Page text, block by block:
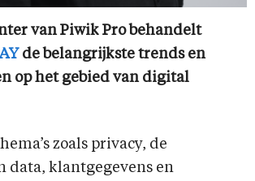
van Piwik Pro behandelt
de belangrijkste trends en
op het gebied van digital
zoals privacy, de
data, klantgegevens en